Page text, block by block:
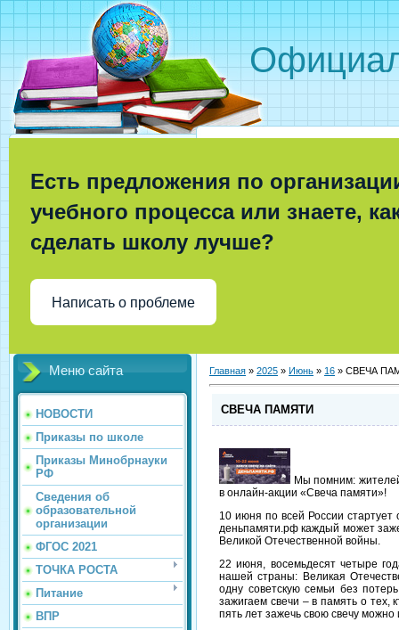
Есть предложения по
учебного процесса или знаете,
сделать школу лучше?
Написать о проблеме
Меню сайта
НОВОСТИ
Приказы по школе
Приказы Минобрнауки
РФ
Сведения об
образовательной
организации
ФГОС 2021
ТОЧКА РОСТА
Питание
ВПР
Главная » 2025 » Июнь » 16 » СВЕЧА
СВЕЧА ПАМЯТИ
Мы помним:
в онлайн-акции «Свеча памяти»!
10 июня по всей России
деньпамяти.рф каждый может
Великой Отечественной войны.
22 июня, восемьдесят четыре
нашей страны: Великая
одну советскую семьи без
зажигаем свечи – в память о тех,
пять лет зажечь свою свечу